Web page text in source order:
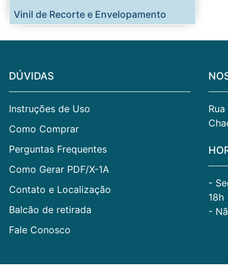
Vinil de Recorte e Envelopamento
DÚVIDAS
Instruções de Uso
Como Comprar
Perguntas Frequentes
Como Gerar PDF/X-1A
Contato e Localização
Balcão de retirada
Fale Conosco
-
18h
-